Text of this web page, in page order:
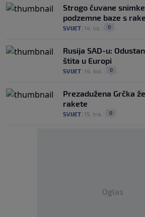
Strogo čuvane
podzemne baze s
SVIJET 14. lis. 0
Rusija SAD-u:
štita u Europi
SVIJET 14. kol. 0
Prezadužena Grčka
rakete
SVIJET 15. tra. 0
Oglas